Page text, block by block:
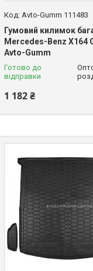
Avto-Gumm 111483
Гумовий килимок
Mercedes-Benz X164
Avto-Gumm
Готово до
відправки
1 182 ₴